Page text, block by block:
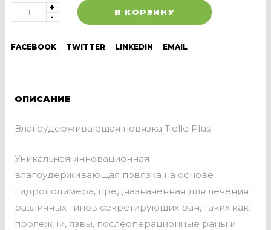
В КОРЗИНУ
FACEBOOK TWITTER LINKEDIN EMAIL
ОПИСАНИЕ
Влагоудерживающая повязка Tielle Plus
Уникальная инновационная
влагоудерживающая повязка на основе
гидрополимера, предназначенная для лечения
различных типов секретирующих ран, таких как
пролежни, язвы, послеоперационные раны и